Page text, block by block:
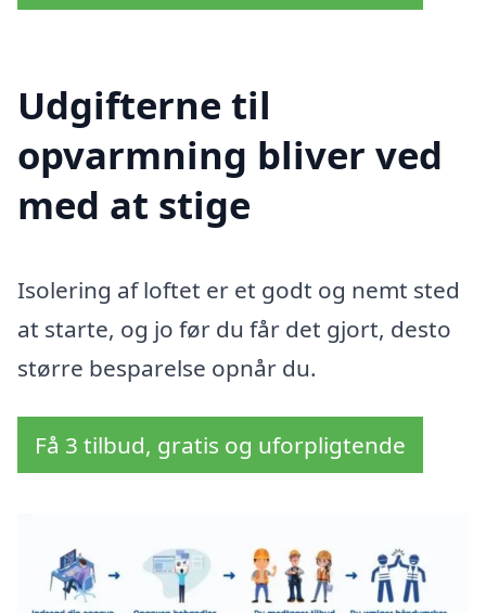
Udgifterne til
opvarmning bliver ved
med at stige
Isolering af loftet er et godt og nemt sted
at starte, og jo før du får det gjort, desto
større besparelse opnår du.
Få 3 tilbud, gratis og uforpligtende